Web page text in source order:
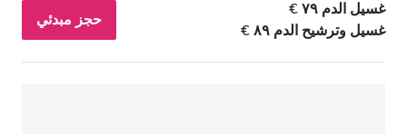
غسيل الدم ٧٩ €
غسيل وترشيح الدم ٨٩ €
حجز مبدئي